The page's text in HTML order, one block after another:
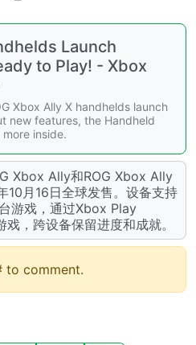
Launch
to Play! - Xbox
Xbox Ally X handhelds launch
new features, the Handheld
inside.
Xbox Ally和ROG Xbox Ally
10月16日全球发售。设备支持
游戏，通过Xbox Play
，跨设备保留进度和成就。
to comment.